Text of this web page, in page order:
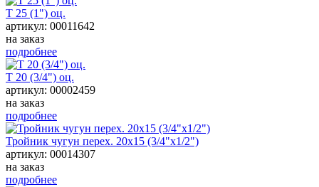
Т 25 (1") оц.
артикул: 00011642
на заказ
подробнее
Т 20 (3/4") оц.
артикул: 00002459
на заказ
подробнее
Тройник чугун перех. 20х15 (3/4"х1/2")
артикул: 00014307
на заказ
подробнее